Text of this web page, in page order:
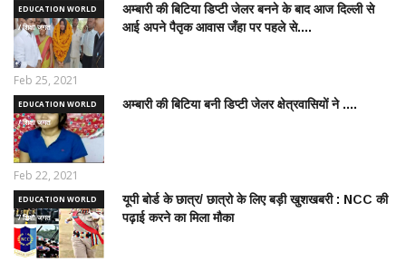
EDUCATION WORLD
/ शिक्षा जगत
अम्बारी की बिटिया डिप्टी जेलर बनने के बाद आज दिल्ली से
आई अपने पैतृक आवास जँहा पर पहले से....
Feb 25, 2021
EDUCATION WORLD
/ शिक्षा जगत
अम्बारी की बिटिया बनी डिप्टी जेलर क्षेत्रवासियों ने ....
Feb 22, 2021
EDUCATION WORLD
/ शिक्षा जगत
यूपी बोर्ड के छात्र/ छात्रो के लिए बड़ी खुशखबरी : NCC की
पढ़ाई करने का मिला मौका